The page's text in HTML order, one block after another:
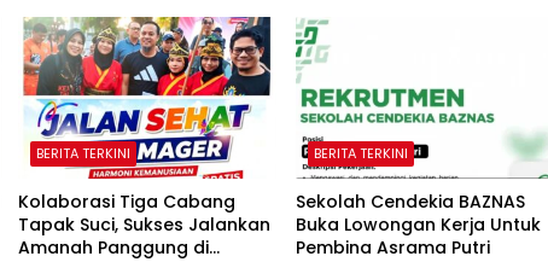
BERITA TERKINI
Kolaborasi Tiga Cabang
Tapak Suci, Sukses Jalankan
Amanah Panggung di
BERITA TERKINI
Sekolah Cendekia BAZNAS
Buka Lowongan Kerja Untuk
Pembina Asrama Putri